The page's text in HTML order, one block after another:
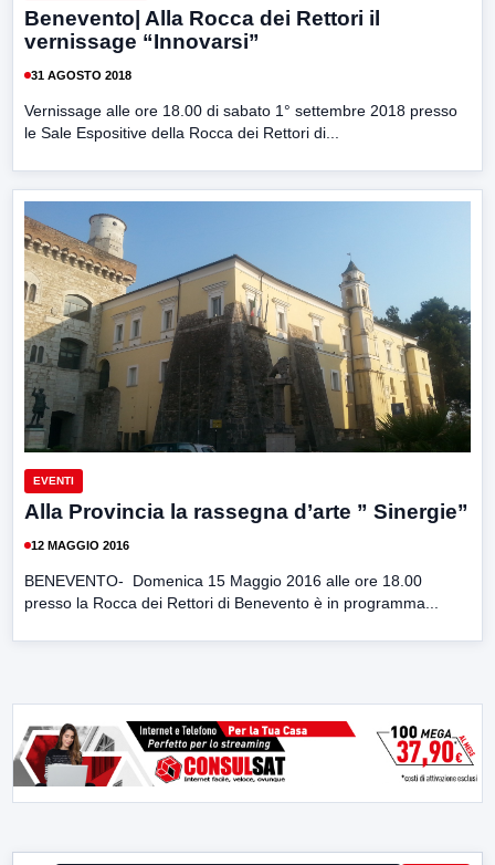
Benevento| Alla Rocca dei Rettori il
vernissage “Innovarsi”
31 AGOSTO 2018
Vernissage alle ore 18.00 di sabato 1° settembre 2018 presso
le Sale Espositive della Rocca dei Rettori di...
EVENTI
Alla Provincia la rassegna d’arte ” Sinergie”
12 MAGGIO 2016
BENEVENTO- Domenica 15 Maggio 2016 alle ore 18.00
presso la Rocca dei Rettori di Benevento è in programma...